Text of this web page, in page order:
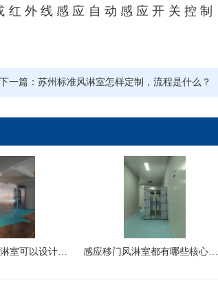
外线感应自动感应开关控制
下一篇： 苏州标准风淋室怎样定制，流程是什么？
上海感应移门风淋室可以设计成L型吗? 感应移门风淋室都有哪些核心的组件